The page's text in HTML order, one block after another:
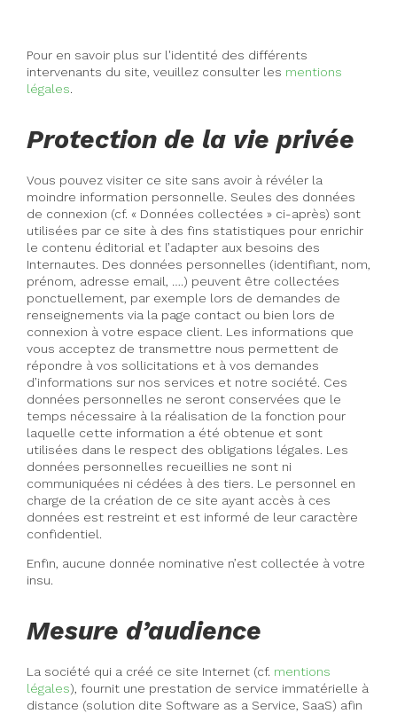
Pour en savoir plus sur l'identité des différents
intervenants du site, veuillez consulter les mentions
légales.
Protection de la vie privée
Vous pouvez visiter ce site sans avoir à révéler la
moindre information personnelle. Seules des données
de connexion (cf. « Données collectées » ci-après) sont
utilisées par ce site à des fins statistiques pour enrichir
le contenu éditorial et l’adapter aux besoins des
Internautes. Des données personnelles (identifiant, nom,
prénom, adresse email, ….) peuvent être collectées
ponctuellement, par exemple lors de demandes de
renseignements via la page contact ou bien lors de
connexion à votre espace client. Les informations que
vous acceptez de transmettre nous permettent de
répondre à vos sollicitations et à vos demandes
d’informations sur nos services et notre société. Ces
données personnelles ne seront conservées que le
temps nécessaire à la réalisation de la fonction pour
laquelle cette information a été obtenue et sont
utilisées dans le respect des obligations légales. Les
données personnelles recueillies ne sont ni
communiquées ni cédées à des tiers. Le personnel en
charge de la création de ce site ayant accès à ces
données est restreint et est informé de leur caractère
confidentiel.
Enfin, aucune donnée nominative n’est collectée à votre
insu.
Mesure d’audience
La société qui a créé ce site Internet (cf. mentions
légales), fournit une prestation de service immatérielle à
distance (solution dite Software as a Service, SaaS) afin